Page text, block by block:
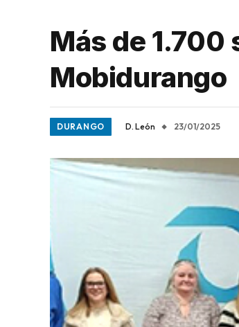
Más de
Mobidurango
DURANGO D. León 23/01/2025